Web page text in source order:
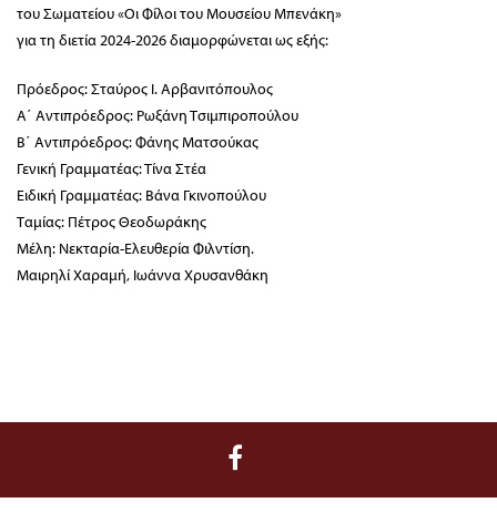
του Σωματείου «Οι Φίλοι του Μουσείου Μπενάκη»
για τη διετία 2024-2026 διαμορφώνεται ως εξής:
Πρόεδρος: Σταύρος Ι. Αρβανιτόπουλος
Α΄ Αντιπρόεδρος: Ρωξάνη Τσιμπιροπούλου
Β΄ Αντιπρόεδρος: Φάνης Ματσούκας
Γενική Γραμματέας: Τίνα Στέα
Ειδική Γραμματέας: Βάνα Γκινοπούλου
Ταμίας: Πέτρος Θεοδωράκης
Μέλη: Νεκταρία-Ελευθερία Φιλντίση.
Μαιρηλί Χαραμή, Ιωάννα Χρυσανθάκη